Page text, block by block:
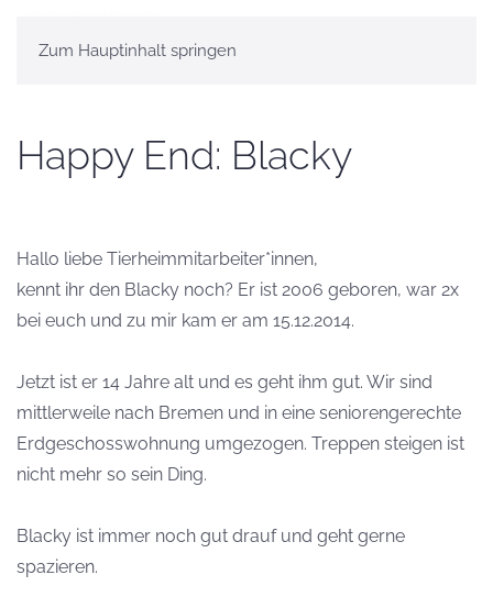
Zum Hauptinhalt springen
Happy End: Blacky
Hallo liebe Tierheimmitarbeiter*innen,
kennt ihr den Blacky noch? Er ist 2006 geboren, war 2x
bei euch und zu mir kam er am 15.12.2014.
Jetzt ist er 14 Jahre alt und es geht ihm gut. Wir sind
mittlerweile nach Bremen und in eine seniorengerechte
Erdgeschosswohnung umgezogen. Treppen steigen ist
nicht mehr so sein Ding.
Blacky ist immer noch gut drauf und geht gerne
spazieren.